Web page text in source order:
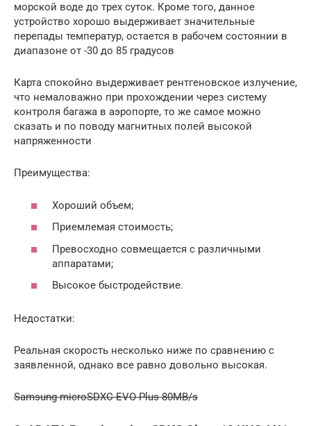
морской воде до трех суток. Кроме того, данное
устройство хорошо выдерживает значительные
перепады температур, остается в рабочем состоянии в
диапазоне от -30 до 85 градусов
Карта спокойно выдерживает рентгеновское излучение,
что немаловажно при прохождении через систему
контроля багажа в аэропорте, то же самое можно
сказать и по поводу магнитных полей высокой
напряженности
Преимущества:
Хороший объем;
Приемлемая стоимость;
Превосходно совмещается с различными
аппаратами;
Высокое быстродействие.
Недостатки:
Реальная скорость несколько ниже по сравнению с
заявленной, однако все равно довольно высокая.
Samsung microSDXC EVO Plus 80MB/s